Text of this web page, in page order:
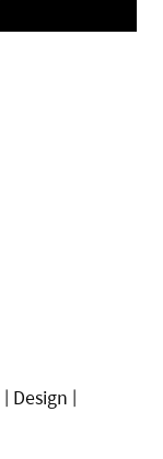
| Design |